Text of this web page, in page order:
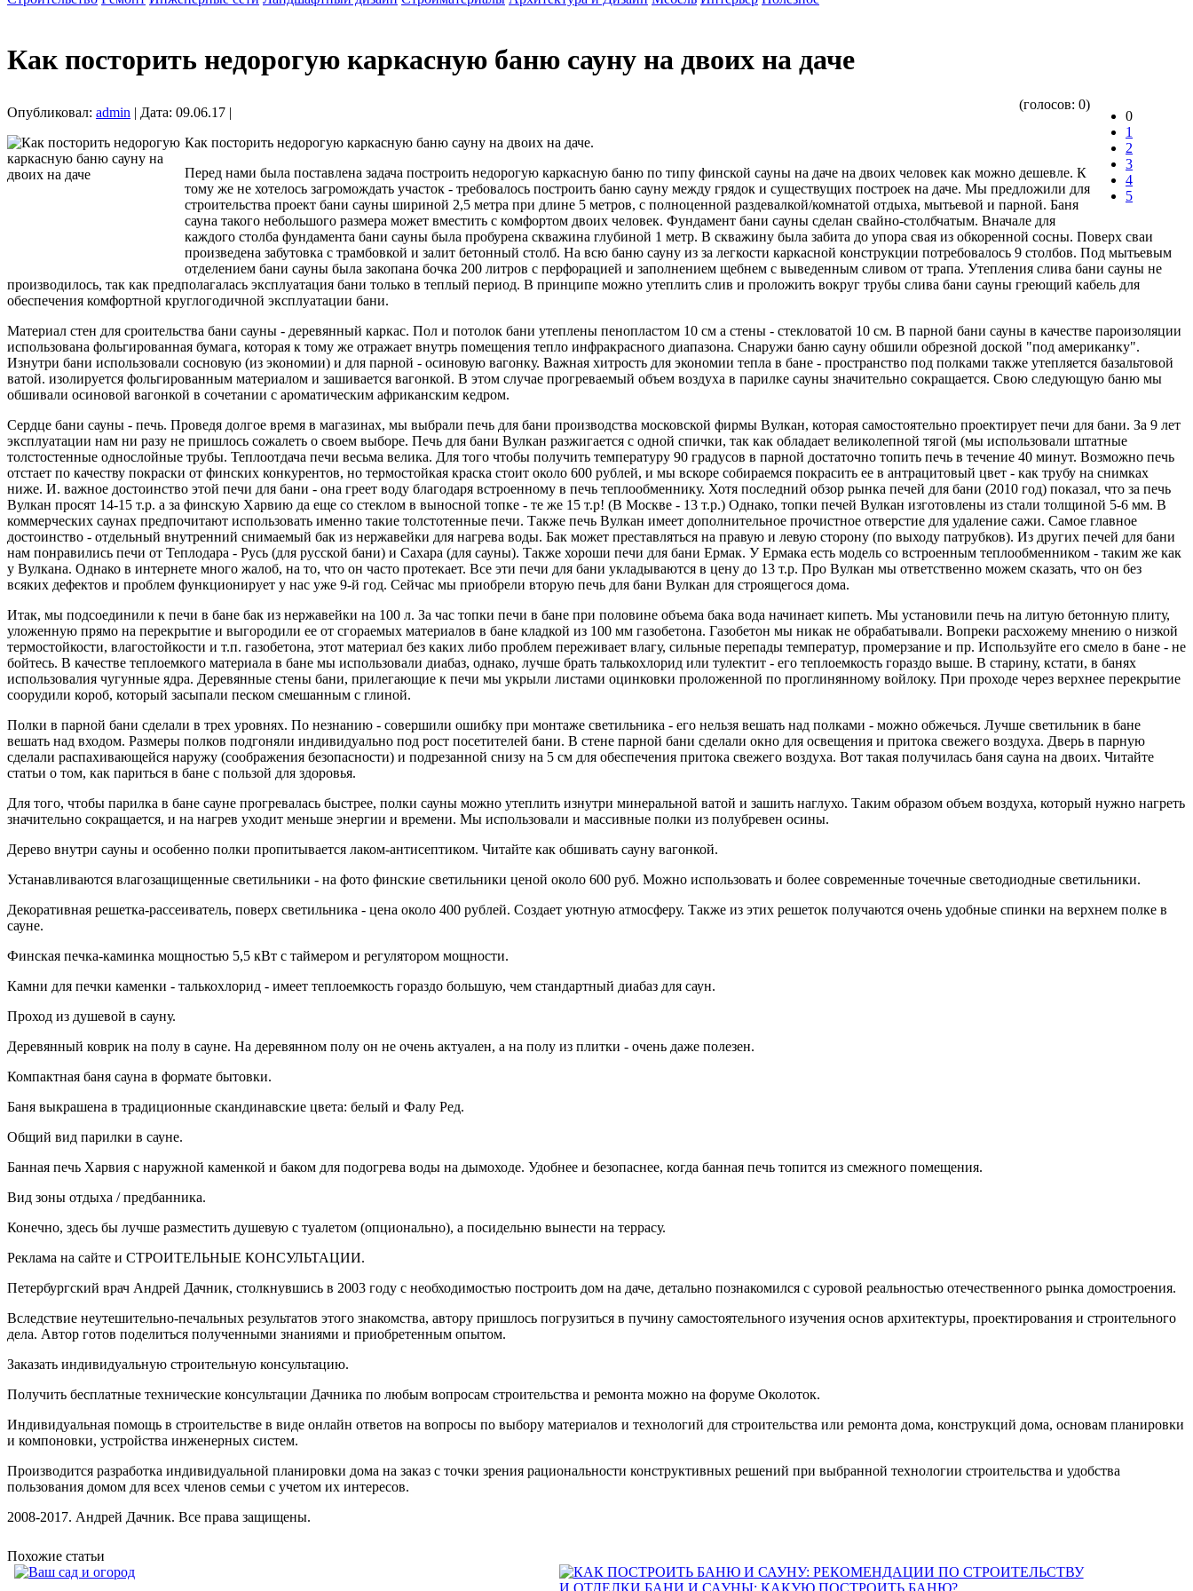
Как посторить недорогую каркасную баню сауну на двоих на даче
Опубликовал: admin | Дата: 09.06.17 |
0
1
2
3
4
5
(голосов: 0)
Как посторить недорогую каркасную баню сауну на двоих на даче.
Перед нами была поставлена задача построить недорогую каркасную баню по типу финской сауны на даче на двоих человек как можно дешевле. К
тому же не хотелось загромождать участок - требовалось построить баню сауну между грядок и существущих построек на даче. Мы предложили для
строительства проект бани сауны шириной 2,5 метра при длине 5 метров, с полноценной раздевалкой/комнатой отдыха, мытьевой и парной. Баня
сауна такого небольшого размера может вместить с комфортом двоих человек. Фундамент бани сауны сделан свайно-столбчатым. Вначале для
каждого столба фундамента бани сауны была пробурена скважина глубиной 1 метр. В скважину была забита до упора свая из обкоренной сосны. Поверх сваи
произведена забутовка с трамбовкой и залит бетонный столб. На всю баню сауну из за легкости каркасной конструкции потребовалось 9 столбов. Под мытьевым
отделением бани сауны была закопана бочка 200 литров с перфорацией и заполнением щебнем с выведенным сливом от трапа. Утепления слива бани сауны не
производилось, так как предполагалась эксплуатация бани только в теплый период. В принципе можно утеплить слив и проложить вокруг трубы слива бани сауны греющий кабель для
обеспечения комфортной круглогодичной эксплуатации бани.
Материал стен для сроительства бани сауны - деревянный каркас. Пол и потолок бани утеплены пенопластом 10 см а стены - стекловатой 10 см. В парной бани сауны в качестве пароизоляции
использована фольгированная бумага, которая к тому же отражает внутрь помещения тепло инфракрасного диапазона. Снаружи баню сауну обшили обрезной доской "под американку".
Изнутри бани использовали сосновую (из экономии) и для парной - осиновую вагонку. Важная хитрость для экономии тепла в бане - пространство под полками также утепляется базальтовой
ватой. изолируется фольгированным материалом и зашивается вагонкой. В этом случае прогреваемый объем воздуха в парилке сауны значительно сокращается. Свою следующую баню мы
обшивали осиновой вагонкой в сочетании с ароматическим африканским кедром.
Сердце бани сауны - печь. Проведя долгое время в магазинах, мы выбрали печь для бани производства московской фирмы Вулкан, которая самостоятельно проектирует печи для бани. За 9 лет
эксплуатации нам ни разу не пришлось сожалеть о своем выборе. Печь для бани Вулкан разжигается с одной спички, так как обладает великолепной тягой (мы использовали штатные
толстостенные однослойные трубы. Теплоотдача печи весьма велика. Для того чтобы получить температуру 90 градусов в парной достаточно топить печь в течение 40 минут. Возможно печь
отстает по качеству покраски от финских конкурентов, но термостойкая краска стоит около 600 рублей, и мы вскоре собираемся покрасить ее в антрацитовый цвет - как трубу на снимках
ниже. И. важное достоинство этой печи для бани - она греет воду благодаря встроенному в печь теплообменнику. Хотя последний обзор рынка печей для бани (2010 год) показал, что за печь
Вулкан просят 14-15 т.р. а за финскую Харвию да еще со стеклом в выносной топке - те же 15 т.р! (В Москве - 13 т.р.) Однако, топки печей Вулкан изготовлены из стали толщиной 5-6 мм. В
коммерческих саунах предпочитают использовать именно такие толстотенные печи. Также печь Вулкан имеет дополнительное прочистное отверстие для удаление сажи. Самое главное
достоинство - отдельный внутренний снимаемый бак из нержавейки для нагрева воды. Бак может преставляться на правую и левую сторону (по выходу патрубков). Из других печей для бани
нам понравились печи от Теплодара - Русь (для русской бани) и Сахара (для сауны). Также хороши печи для бани Ермак. У Ермака есть модель со встроенным теплообменником - таким же как
у Вулкана. Однако в интернете много жалоб, на то, что он часто протекает. Все эти печи для бани укладываются в цену до 13 т.р. Про Вулкан мы ответственно можем сказать, что он без
всяких дефектов и проблем функционирует у нас уже 9-й год. Сейчас мы приобрели вторую печь для бани Вулкан для строящегося дома.
Итак, мы подсоединили к печи в бане бак из нержавейки на 100 л. За час топки печи в бане при половине объема бака вода начинает кипеть. Мы установили печь на литую бетонную плиту,
уложенную прямо на перекрытие и выгородили ее от сгораемых материалов в бане кладкой из 100 мм газобетона. Газобетон мы никак не обрабатывали. Вопреки расхожему мнению о низкой
термостойкости, влагостойкости и т.п. газобетона, этот материал без каких либо проблем переживает влагу, сильные перепады температур, промерзание и пр. Используйте его смело в бане - не
бойтесь. В качестве теплоемкого материала в бане мы использовали диабаз, однако, лучше брать талькохлорид или тулектит - его теплоемкость гораздо выше. В старину, кстати, в банях
использовалия чугунные ядра. Деревянные стены бани, прилегающие к печи мы укрыли листами оцинковки проложенной по проглинянному войлоку. При проходе через верхнее перекрытие
соорудили короб, который засыпали песком смешанным с глиной.
Полки в парной бани сделали в трех уровнях. По незнанию - совершили ошибку при монтаже светильника - его нельзя вешать над полками - можно обжечься. Лучше светильник в бане
вешать над входом. Размеры полков подгоняли индивидуально под рост посетителей бани. В стене парной бани сделали окно для освещения и притока свежего воздуха. Дверь в парную
сделали распахивающейся наружу (соображения безопасности) и подрезанной снизу на 5 см для обеспечения притока свежего воздуха. Вот такая получилась баня сауна на двоих. Читайте
статьи о том, как париться в бане с пользой для здоровья.
Для того, чтобы парилка в бане сауне прогревалась быстрее, полки сауны можно утеплить изнутри минеральной ватой и зашить наглухо. Таким образом объем воздуха, который нужно нагреть
значительно сокращается, и на нагрев уходит меньше энергии и времени. Мы использовали и массивные полки из полубревен осины.
Дерево внутри сауны и особенно полки пропитывается лаком-антисептиком. Читайте как обшивать сауну вагонкой.
Устанавливаются влагозащищенные светильники - на фото финские светильники ценой около 600 руб. Можно использовать и более современные точечные светодиодные светильники.
Декоративная решетка-рассеиватель, поверх светильника - цена около 400 рублей. Создает уютную атмосферу. Также из этих решеток получаются очень удобные спинки на верхнем полке в
сауне.
Финская печка-каминка мощностью 5,5 кВт с таймером и регулятором мощности.
Камни для печки каменки - талькохлорид - имеет теплоемкость гораздо большую, чем стандартный диабаз для саун.
Проход из душевой в сауну.
Деревянный коврик на полу в сауне. На деревянном полу он не очень актуален, а на полу из плитки - очень даже полезен.
Компактная баня сауна в формате бытовки.
Баня выкрашена в традиционные скандинавские цвета: белый и Фалу Ред.
Общий вид парилки в сауне.
Банная печь Харвия с наружной каменкой и баком для подогрева воды на дымоходе. Удобнее и безопаснее, когда банная печь топится из смежного помещения.
Вид зоны отдыха / предбанника.
Конечно, здесь бы лучше разместить душевую с туалетом (опционально), а посидельню вынести на террасу.
Реклама на сайте и СТРОИТЕЛЬНЫЕ КОНСУЛЬТАЦИИ.
Петербургский врач Андрей Дачник, столкнувшись в 2003 году с необходимостью построить дом на даче, детально познакомился с суровой реальностью отечественного рынка домостроения.
Вследствие неутешительно-печальных результатов этого знакомства, автору пришлось погрузиться в пучину самостоятельного изучения основ архитектуры, проектирования и строительного
дела. Автор готов поделиться полученными знаниями и приобретенным опытом.
Заказать индивидуальную строительную консультацию.
Получить бесплатные технические консультации Дачника по любым вопросам строительства и ремонта можно на форуме Околоток.
Индивидуальная помощь в строительстве в виде онлайн ответов на вопросы по выбору материалов и технологий для строительства или ремонта дома, конструкций дома, основам планировки
и компоновки, устройства инженерных систем.
Производится разработка индивидуальной планировки дома на заказ с точки зрения рациональности конструктивных решений при выбранной технологии строительства и удобства
пользования домом для всех членов семьи с учетом их интересов.
2008-2017. Андрей Дачник. Все права защищены.
Похожие статьи